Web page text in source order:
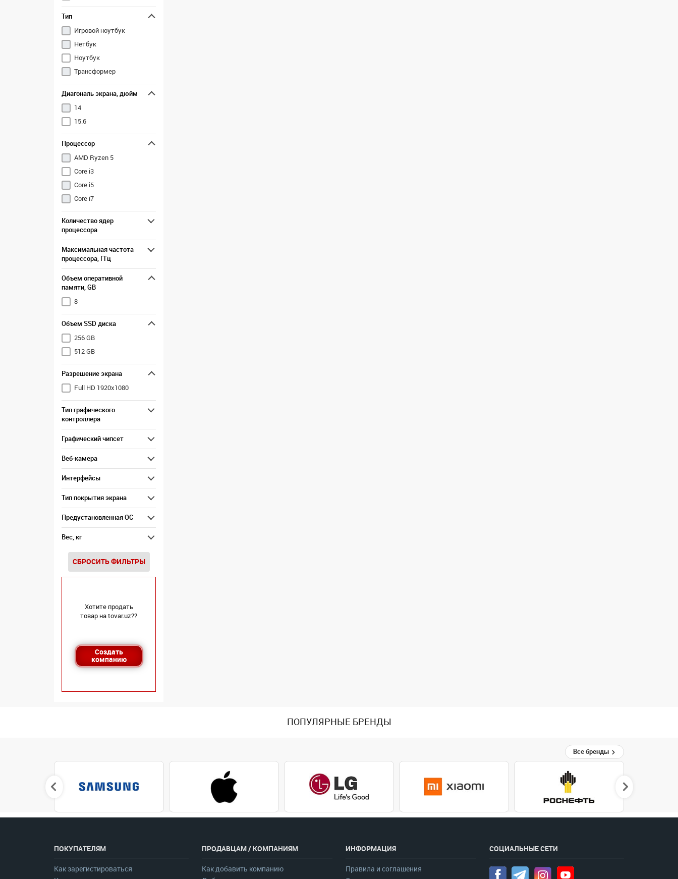
Перечисление
Тип
Игровой ноутбук
Нетбук
Ноутбук
Трансформер
Диагональ экрана, дюйм
14
15.6
Процессор
AMD Ryzen 5
Core i3
Core i5
Core i7
Количество ядер
процессора
Максимальная частота
процессора, ГГц
Объем оперативной
памяти, GB
8
Объем SSD диска
256 GB
512 GB
Разрешение экрана
Full HD 1920x1080
Тип графического
контроллера
Графический чипсет
Веб-камера
Интерфейсы
Тип покрытия экрана
Предустановленная ОС
Вес, кг
СБРОСИТЬ ФИЛЬТРЫ
Хотите продать
товар на tovar.uz??
Создать
компанию
ПОПУЛЯРНЫЕ БРЕНДЫ
Все бренды
ПОКУПАТЕЛЯМ
Как зарегистироваться
ПРОДАВЦАМ / КОМПАНИЯМ
Как добавить компанию
ИНФОРМАЦИЯ
Правила и соглашения
СОЦИАЛЬНЫЕ СЕТИ